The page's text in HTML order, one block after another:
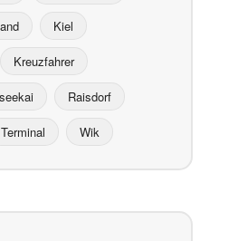
Kiel
Kreuzfahrer
Raisdorf
Terminal Wik